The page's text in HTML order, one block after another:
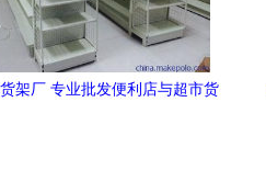
架厂 专业批发便利店与超市货